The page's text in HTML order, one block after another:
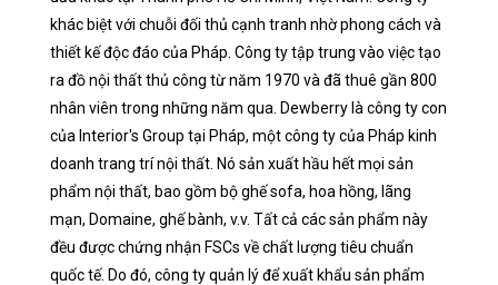
khác biệt với chuỗi đối thủ cạnh tranh nhờ phong cách và
thiết kế độc đáo của Pháp. Công ty tập trung vào việc tạo
ra đồ nội thất thủ công từ năm 1970 và đã thuê gần 800
nhân viên trong những năm qua. Dewberry là công ty con
của Interior's Group tại Pháp, một công ty của Pháp kinh
doanh trang trí nội thất. Nó sản xuất hầu hết mọi sản
phẩm nội thất, bao gồm bộ ghế sofa, hoa hồng, lãng
mạn, Domaine, ghế bành, v.v. Tất cả các sản phẩm này
đều được chứng nhận FSCs về chất lượng tiêu chuẩn
quốc tế. Do đó, công ty quản lý để xuất khẩu sản phẩm